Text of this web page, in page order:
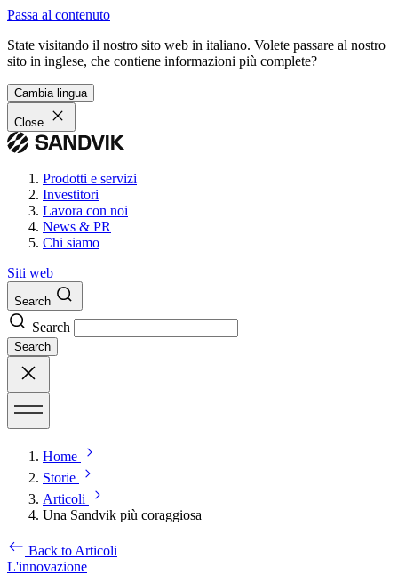
Passa al contenuto
State visitando il nostro sito web in italiano. Volete passare al nostro
sito in inglese, che contiene informazioni più complete?
Cambia lingua
Close
Prodotti e servizi
Investitori
Lavora con noi
News & PR
Chi siamo
Siti web
Search
Search
Search
Home
Storie
Articoli
Una Sandvik più coraggiosa
Back to Articoli
L'innovazione